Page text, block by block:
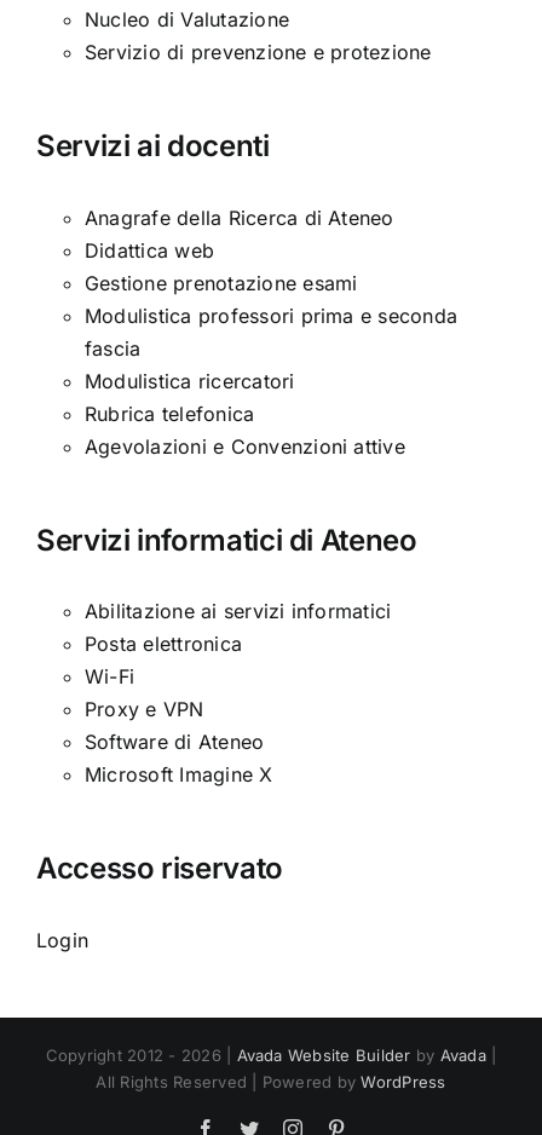
Nucleo di Valutazione
Servizio di prevenzione e protezione
Servizi ai docenti
Anagrafe della Ricerca di Ateneo
Didattica web
Gestione prenotazione esami
Modulistica professori prima e seconda
fascia
Modulistica ricercatori
Rubrica telefonica
Agevolazioni e Convenzioni attive
Servizi informatici di Ateneo
Abilitazione ai servizi informatici
Posta elettronica
Wi-Fi
Proxy e VPN
Software di Ateneo
Microsoft Imagine X
Accesso riservato
Login
Copyright 2012 - 2026 | Avada Website Builder by Avada|
All Rights Reserved | Powered byWordPress
Facebook
TwitterInstagram